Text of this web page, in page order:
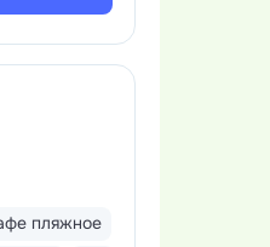
пляжное